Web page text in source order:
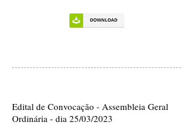
Edital de Convocação - Assembleia Geral
Ordinária - dia 25/03/2023